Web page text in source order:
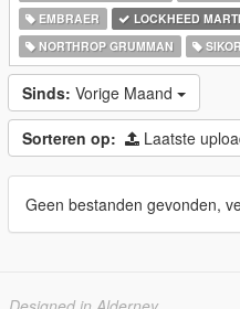
EMBRAER
LOCKHEED
NORTHROP GRUMMAN
Sinds: Vorige Maand
Sorteren op: Laatste
Geen bestanden gevonden,